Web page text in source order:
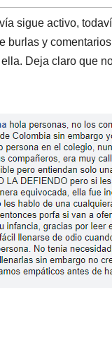
sigue activo,
burlas y
Deja claro que